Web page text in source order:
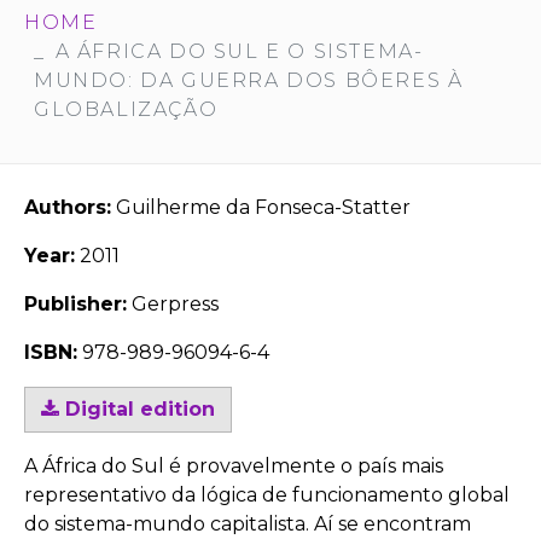
HOME
A ÁFRICA DO SUL E O SISTEMA-
MUNDO: DA GUERRA DOS BÔERES À
GLOBALIZAÇÃO
Authors: Guilherme da Fonseca-Statter
Year: 2011
Publisher: Gerpress
ISBN: 978-989-96094-6-4
Digital edition
A África do Sul é provavelmente o país mais
representativo da lógica de funcionamento global
do sistema-mundo capitalista. Aí se encontram